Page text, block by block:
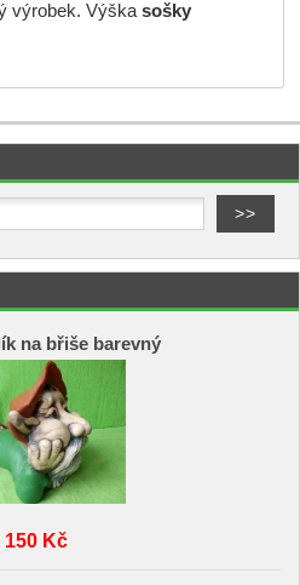
výrobek. Výškasošky
na břiše barevný
150 Kč